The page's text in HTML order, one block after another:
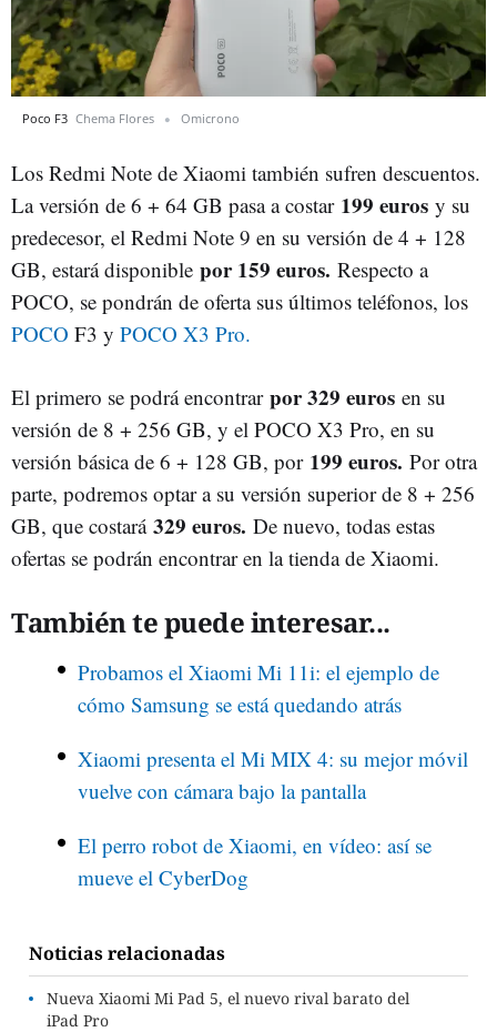
Poco F3 Chema Flores Omicrono
Los Redmi Note de Xiaomi también sufren descuentos.
La versión de 6 + 64 GB pasa a costar 199 euros y su
predecesor, el Redmi Note 9 en su versión de 4 + 128
GB, estará disponible por 159 euros. Respecto a
POCO, se pondrán de oferta sus últimos teléfonos, los
POCO F3 y POCO X3 Pro.
El primero se podrá encontrar por 329 euros en su
versión de 8 + 256 GB, y el POCO X3 Pro, en su
versión básica de 6 + 128 GB, por 199 euros. Por otra
parte, podremos optar a su versión superior de 8 + 256
GB, que costará 329 euros. De nuevo, todas estas
ofertas se podrán encontrar en la tienda de Xiaomi.
También te puede interesar...
Probamos el Xiaomi Mi 11i: el ejemplo de
cómo Samsung se está quedando atrás
Xiaomi presenta el Mi MIX 4: su mejor móvil
vuelve con cámara bajo la pantalla
El perro robot de Xiaomi, en vídeo: así se
mueve el CyberDog
Noticias relacionadas
Nueva Xiaomi Mi Pad 5, el nuevo rival barato del
iPad Pro